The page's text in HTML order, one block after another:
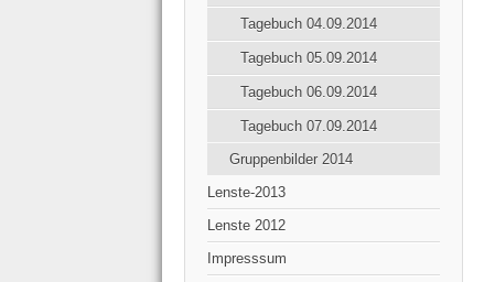
Tagebuch 04.09.2014
Tagebuch 05.09.2014
Tagebuch 06.09.2014
Tagebuch 07.09.2014
Gruppenbilder 2014
Lenste-2013
Lenste 2012
Impresssum